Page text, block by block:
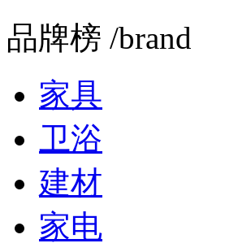
品牌榜 /brand
家具
卫浴
建材
家电